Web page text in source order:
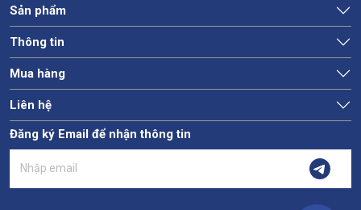
Sản phẩm
Thông tin
Mua hàng
Liên hệ
Đăng ký Email để nhận thông tin